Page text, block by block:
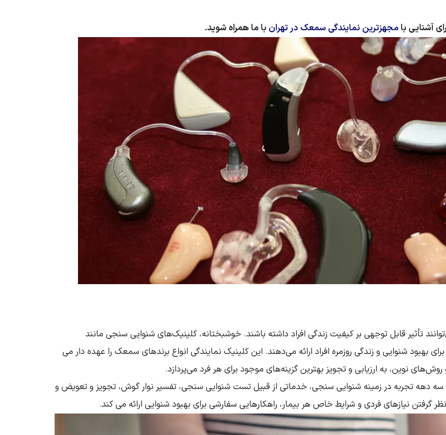
آشنایی بامجهزترین نمایندگی سمعک در تهران با ما همراه شوید.
تأثیر قابل توجهی بر کیفیت زندگی افراد داشته باشند. خوشبختانه، کلینیک‌های شنوایی سنجی مانند
شنوایی و زندگی روزمره افراد ارائه می‌دهند. این کلینیک‌ نمایندگی‌ انواع برند‌های سمعک را عهده دار می
نوین، به ارزیابی و تجویز بهترین گزینه‌های موجود برای هر فرد می‌پردازد.
دهه تجربه در زمینه شنوایی سنجی، خدماتی از قبیل تست شنوایی سنجی، تفسیر نوار گوش، تجویز و تعویض و
گرفتن نیازهای فردی و شرایط خاص هر بیمار، راهکارهایی سفارشی برای بهبود شنوایی ارائه می‌ کند.